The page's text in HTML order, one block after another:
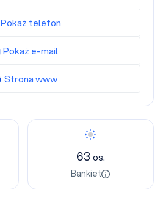
Bankiet
63 os.
Bankiet
Pokaż telefon
Pokaż e-mail
Strona www